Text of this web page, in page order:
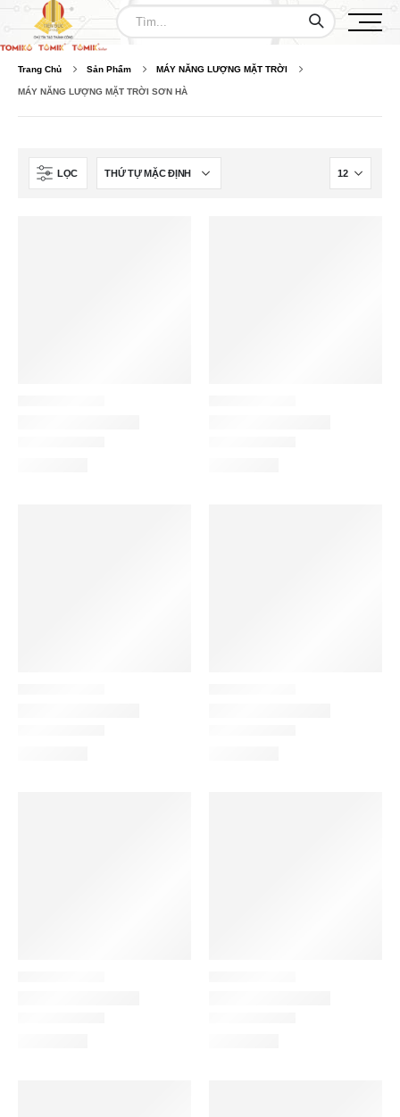
Trang Chủ Sản Phẩm MÁY NĂNG LƯỢNG MẶT TRỜI
MÁY NĂNG LƯỢNG MẶT TRỜI SƠN HÀ
LỌC